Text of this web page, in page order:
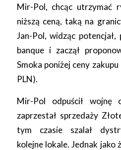
Mir-Pol, chcąc utrzymać
niższą ceną, taką na
Jan-Pol, widząc
banque i zaczął
Smoka poniżej ceny
PLN).
Mir-Pol odpuścił wojnę
zaprzestał sprzedaży
tym czasie szalał
kolejne lokale. Jednak jako